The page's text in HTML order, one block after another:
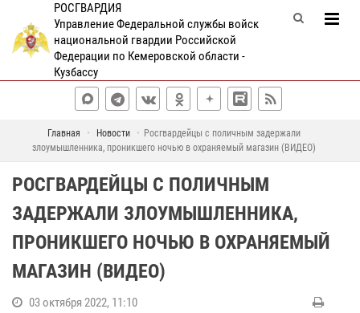
РОСГВАРДИЯ
Управление Федеральной службы войск
национальной гвардии Российской
Федерации по Кемеровской области -
Кузбассу
Главная Новости
Росгвардейцы с поличным задержали
злоумышленника, проникшего ночью в охраняемый магазин (ВИДЕО)
РОСГВАРДЕЙЦЫ С ПОЛИЧНЫМ
ЗАДЕРЖАЛИ ЗЛОУМЫШЛЕННИКА,
ПРОНИКШЕГО НОЧЬЮ В ОХРАНЯЕМЫЙ
МАГАЗИН (ВИДЕО)
03 октября 2022, 11:10